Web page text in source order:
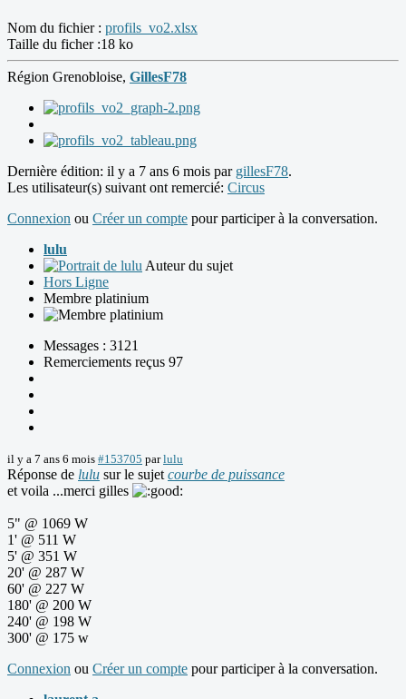
Nom du fichier : profils_vo2.xlsx
Taille du ficher :18 ko
Région Grenobloise, GillesF78
Dernière édition: il y a 7 ans 6 mois par gillesF78.
Les utilisateur(s) suivant ont remercié: Circus
Connexion ou Créer un compte pour participer à la conversation.
lulu
Auteur du sujet
Hors Ligne
Membre platinium
Messages : 3121
Remerciements reçus 97
il y a 7 ans 6 mois #153705 parlulu
Réponse de lulu sur le sujet courbe de puissance
et voila ...merci gilles
5" @ 1069 W
1' @ 511 W
5' @ 351 W
20' @ 287 W
60' @ 227 W
180' @ 200 W
240' @ 198 W
300' @ 175 w
Connexion ou Créer un compte pour participer à la conversation.